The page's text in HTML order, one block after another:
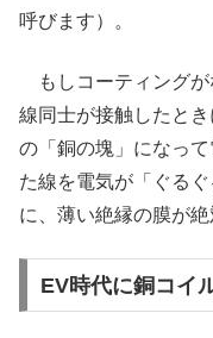
呼びます）。
もしコーティングが
線同士が接触したと
の「銅の塊」になっ
た線を電気が「ぐる
に、薄い絶縁の膜が絶
EV時代に銅コイ